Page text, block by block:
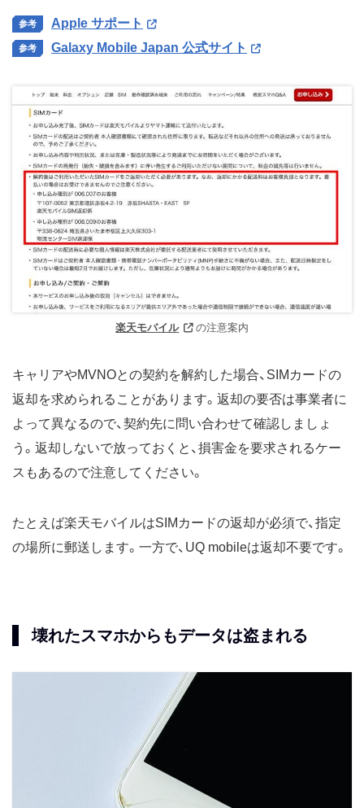
Apple サポート
Galaxy Mobile Japan 公式サイト
楽天モバイル の注意案内
キャリアやMVNOとの契約を解約した場合、SIMカードの
返却を求められることがあります。返却の要否は事業者に
よって異なるので、契約先に問い合わせて確認しましょ
う。返却しないで放っておくと、損害金を要求されるケー
スもあるので注意してください。
たとえば楽天モバイルはSIMカードの返却が必須で、指定
の場所に郵送します。一方で、UQ mobileは返却不要です。
壊れたスマホからもデータは盗まれる